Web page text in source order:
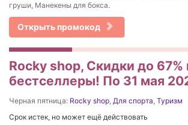
груши, Манекены для бокса.
Открыть промокод
Rocky shop, Скидки до 67%
бестселлеры! По 31 мая
Черная пятница: Rocky shop, Для спорта, Туризм
Срок истек, но может ещё действовать